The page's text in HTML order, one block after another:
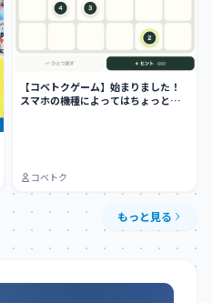
【コベトクゲーム】始まりました！
スマホの機種によってはちょっとや
コベトク
もっと見る